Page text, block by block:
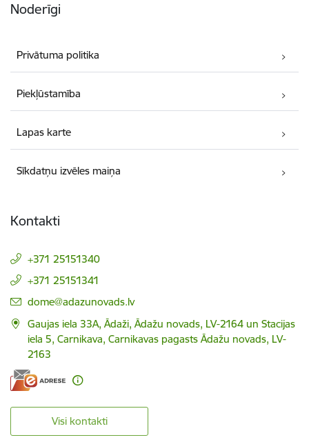
Noderīgi
Privātuma politika
Piekļūstamība
Lapas karte
Sīkdatņu izvēles maiņa
Kontakti
+371 25151340
+371 25151341
E-pasts:
dome@adazunovads.lv
Gaujas iela 33A, Ādaži, Ādažu novads, LV-2164 un Stacijas
iela 5, Carnikava, Carnikavas pagasts Ādažu novads, LV-
2163
Visi kontakti